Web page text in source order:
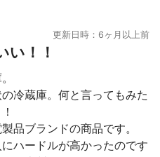
更新日時：6ヶ月以上前
い！！
冷蔵庫。何と言ってもみた
品ブランドの商品です。
ハードルが高かったのです